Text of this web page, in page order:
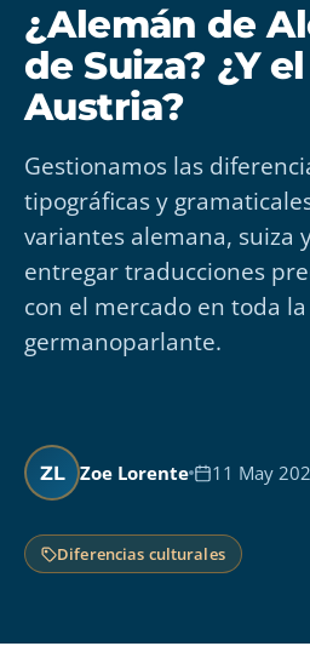
¿Alemán de
de Suiza? ¿Y
Austria?
Gestionamos las
tipográficas y
variantes alemana, suiza
entregar traducciones
con el mercado en toda
germanoparlante.
ZL Zoe Lorente 11 May
Diferencias culturales